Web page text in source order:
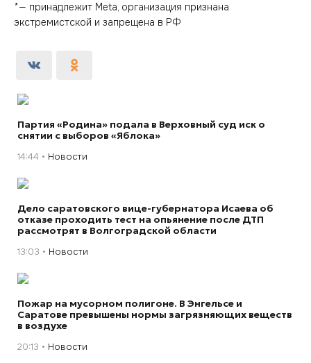
*— принадлежит Meta, организация признана
экстремистской и запрещена в РФ
Партия «Родина» подала в Верховный суд иск о
снятии с выборов «Яблока»
14:44 Новости
Дело саратовского вице-губернатора Исаева об
отказе проходить тест на опьянение после ДТП
рассмотрят в Волгоградской области
13:03 Новости
Пожар на мусорном полигоне. В Энгельсе и
Саратове превышены нормы загрязняющих веществ
в воздухе
20:13 Новости